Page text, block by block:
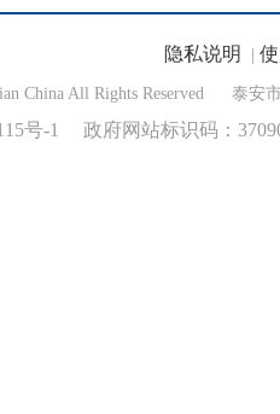
隐私说明
China All Rights Reserved 泰安
号-1 政府网站标识码：